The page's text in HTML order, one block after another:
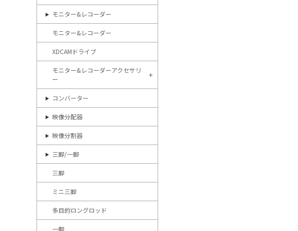
モニター&レコーダー
モニター&レコーダー
XDCAMドライブ
モニター&レコーダーアクセサリ
ー
コンバーター
映像分配器
映像分割器
三脚/一脚
三脚
ミニ三脚
多目的ロングロッド
一脚